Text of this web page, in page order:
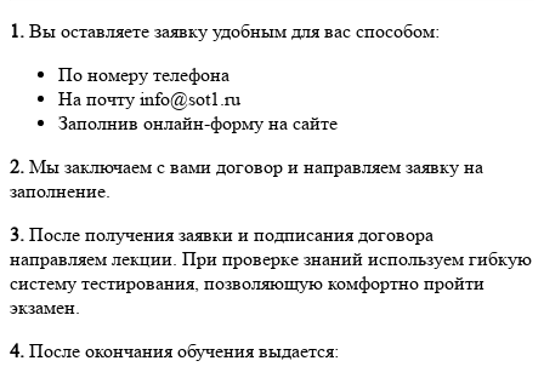
1. Вы оставляете заявку удобным для вас способом:
По номеру телефона
На почту info@sot1.ru
Заполнив онлайн-форму на сайте
2. Мы заключаем с вами договор и направляем заявку на
заполнение.
3. После получения заявки и подписания договора
направляем лекции. При проверке знаний используем гибкую
систему тестирования, позволяющую комфортно пройти
экзамен.
4. После окончания обучения выдается: